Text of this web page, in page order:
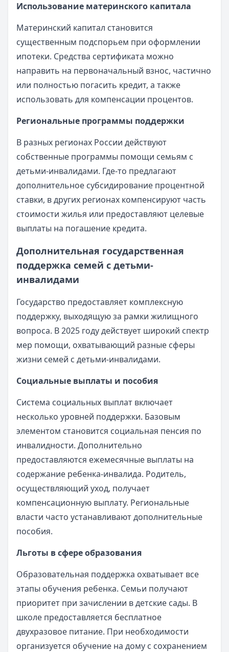
Использование материнского капитала
Материнский капитал становится
существенным подспорьем при оформлении
ипотеки. Средства сертификата можно
направить на первоначальный взнос, частично
или полностью погасить кредит, а также
использовать для компенсации процентов.
Региональные программы поддержки
В разных регионах России действуют
собственные программы помощи семьям с
детьми-инвалидами. Где-то предлагают
дополнительное субсидирование процентной
ставки, в других регионах компенсируют часть
стоимости жилья или предоставляют целевые
выплаты на погашение кредита.
Дополнительная государственная
поддержка семей с детьми-
инвалидами
Государство предоставляет комплексную
поддержку, выходящую за рамки жилищного
вопроса. В 2025 году действует широкий спектр
мер помощи, охватывающий разные сферы
жизни семей с детьми-инвалидами.
Социальные выплаты и пособия
Система социальных выплат включает
несколько уровней поддержки. Базовым
элементом становится социальная пенсия по
инвалидности. Дополнительно
предоставляются ежемесячные выплаты на
содержание ребенка-инвалида. Родитель,
осуществляющий уход, получает
компенсационную выплату. Региональные
власти часто устанавливают дополнительные
пособия.
Льготы в сфере образования
Образовательная поддержка охватывает все
этапы обучения ребенка. Семьи получают
приоритет при зачислении в детские сады. В
школе предоставляется бесплатное
двухразовое питание. При необходимости
организуется обучение на дому с сохранением